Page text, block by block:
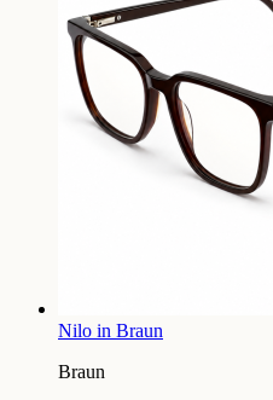
Nilo in Braun
Braun